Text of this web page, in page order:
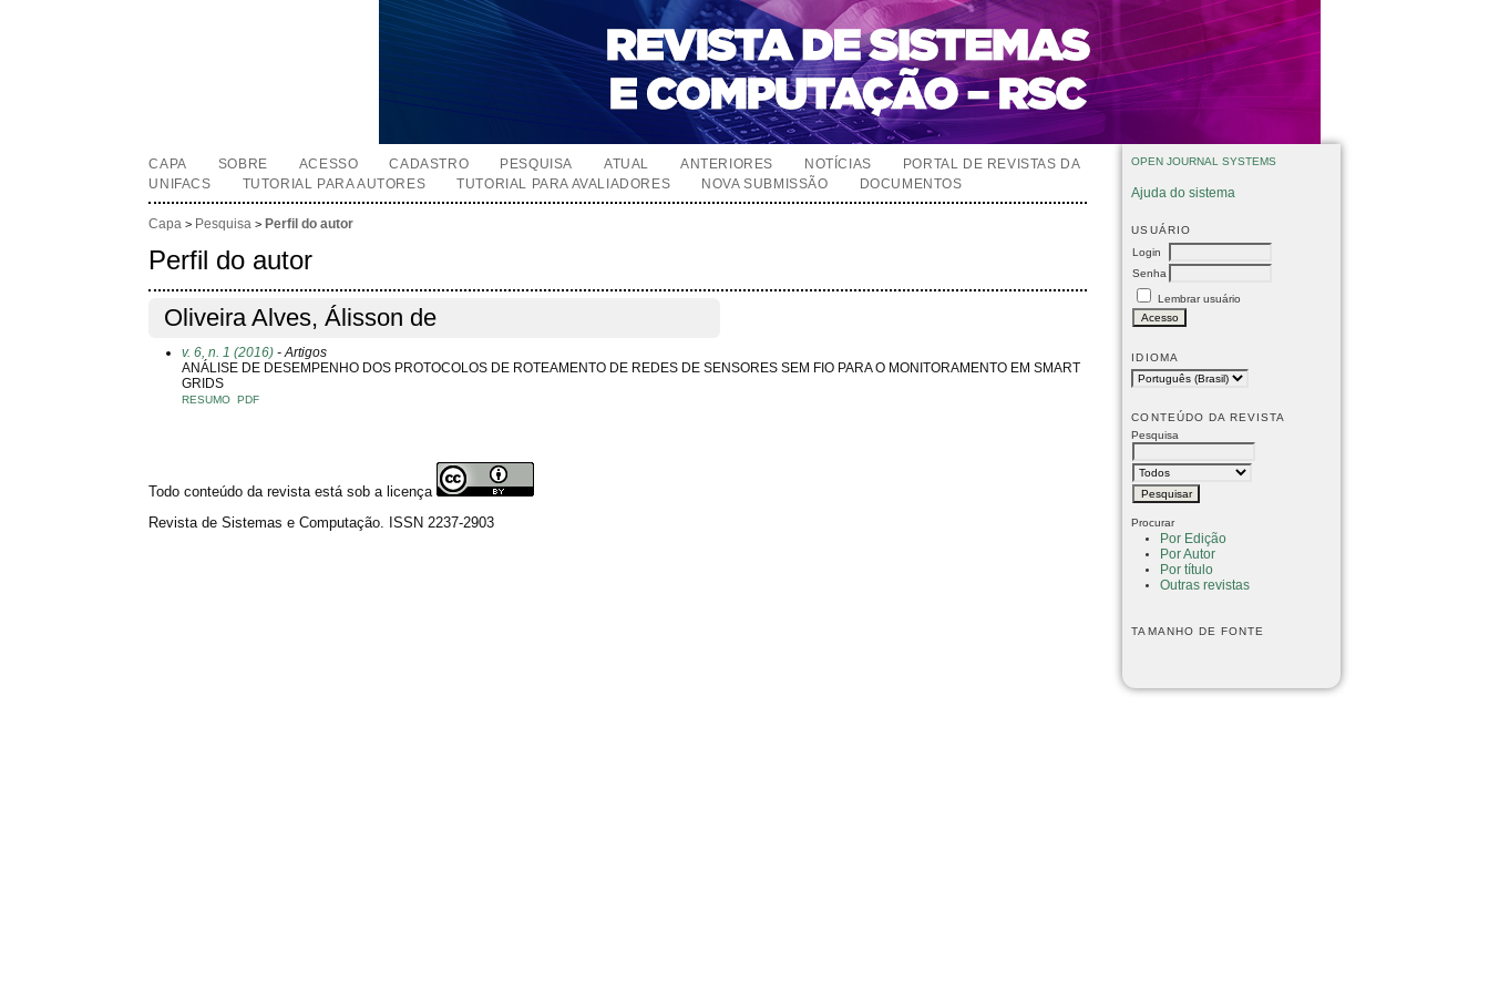
OPEN JOURNAL SYSTEMS
Ajuda do sistema
USUÁRIO
Login
Senha
Lembrar usuário
IDIOMA
CONTEÚDO DA REVISTA
Pesquisa
Procurar
Por Edição
Por Autor
Por título
Outras revistas
TAMANHO DE FONTE
CAPA SOBRE ACESSO CADASTRO PESQUISA ATUAL ANTERIORES NOTÍCIAS
PORTAL DE REVISTAS DA
UNIFACS
TUTORIAL PARA AUTORES TUTORIAL PARA AVALIADORES NOVA SUBMISSÃO DOCUMENTOS
Capa > Pesquisa > Perfil do autor
Perfil do autor
Oliveira Alves, Álisson de
v. 6, n. 1 (2016) - Artigos
ANÁLISE DE DESEMPENHO DOS PROTOCOLOS DE ROTEAMENTO DE REDES DE SENSORES SEM FIO PARA O MONITORAMENTO EM SMART
GRIDS
RESUMO PDF
Todo conteúdo da revista está sob a licença
Revista de Sistemas e Computação. ISSN 2237-2903